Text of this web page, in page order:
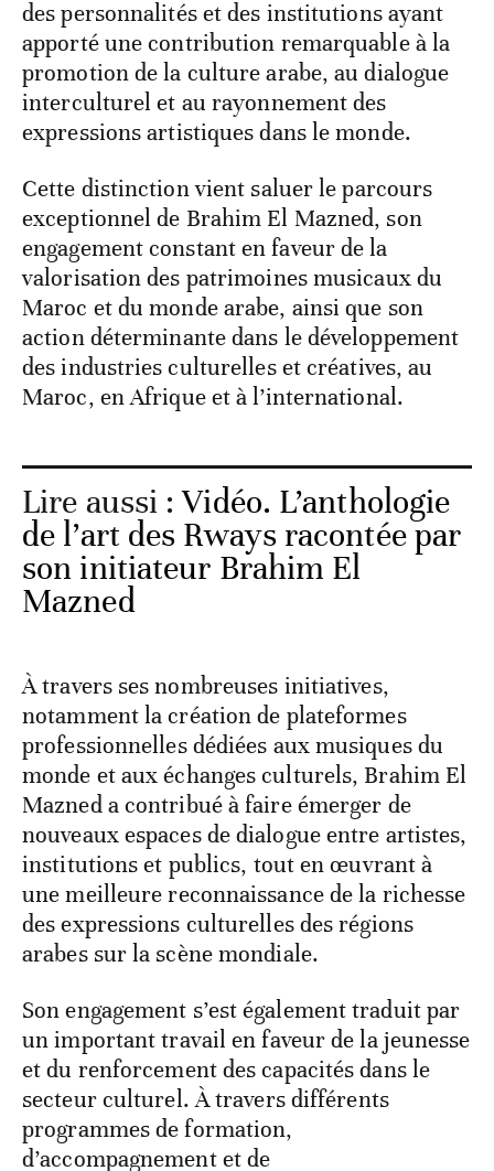
des personnalités et des institutions ayant
apporté une contribution remarquable à la
promotion de la culture arabe, au dialogue
interculturel et au rayonnement des
expressions artistiques dans le monde.
Cette distinction vient saluer le parcours
exceptionnel de Brahim El Mazned, son
engagement constant en faveur de la
valorisation des patrimoines musicaux du
Maroc et du monde arabe, ainsi que son
action déterminante dans le développement
des industries culturelles et créatives, au
Maroc, en Afrique et à l’international.
Lire aussi :Vidéo. L’anthologie
de l’art des Rways racontée par
son initiateur Brahim El
Mazned
À travers ses nombreuses initiatives,
notamment la création de plateformes
professionnelles dédiées aux musiques du
monde et aux échanges culturels, Brahim El
Mazned a contribué à faire émerger de
nouveaux espaces de dialogue entre artistes,
institutions et publics, tout en œuvrant à
une meilleure reconnaissance de la richesse
des expressions culturelles des régions
arabes sur la scène mondiale.
Son engagement s’est également traduit par
un important travail en faveur de la jeunesse
et du renforcement des capacités dans le
secteur culturel. À travers différents
programmes de formation,
d’accompagnement et de